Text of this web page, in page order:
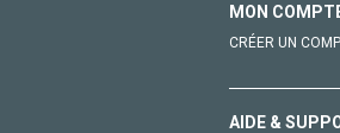
MON
CRÉER UN
AIDE &